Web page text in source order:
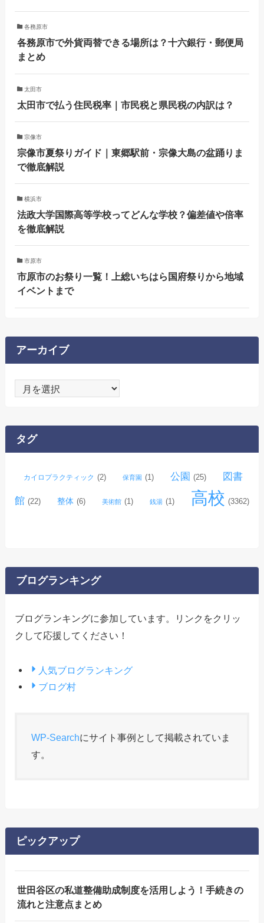
各務原市
各務原市で外貨両替できる場所は？十六銀行・郵便局
まとめ
太田市
太田市で払う住民税率｜市民税と県民税の内訳は？
宗像市
宗像市夏祭りガイド｜東郷駅前・宗像大島の盆踊りま
で徹底解説
横浜市
法政大学国際高等学校ってどんな学校？偏差値や倍率
を徹底解説
市原市
市原市のお祭り一覧！上総いちはら国府祭りから地域
イベントまで
アーカイブ
ー
ブ
タグ
カイロプラクティック (2) 保育園 (1) 公園 (25) 図書
館 (22) 整体 (6) 美術館 (1) 銭湯 (1) 高校 (3362)
ブログランキング
ブログランキングに参加しています。リンクをクリッ
クして応援してください！
人気ブログランキング
ブログ村
WP-Searchにサイト事例として掲載されていま
す。
ピックアップ
世田谷区の私道整備助成制度を活用しよう！手続きの
流れと注意点まとめ